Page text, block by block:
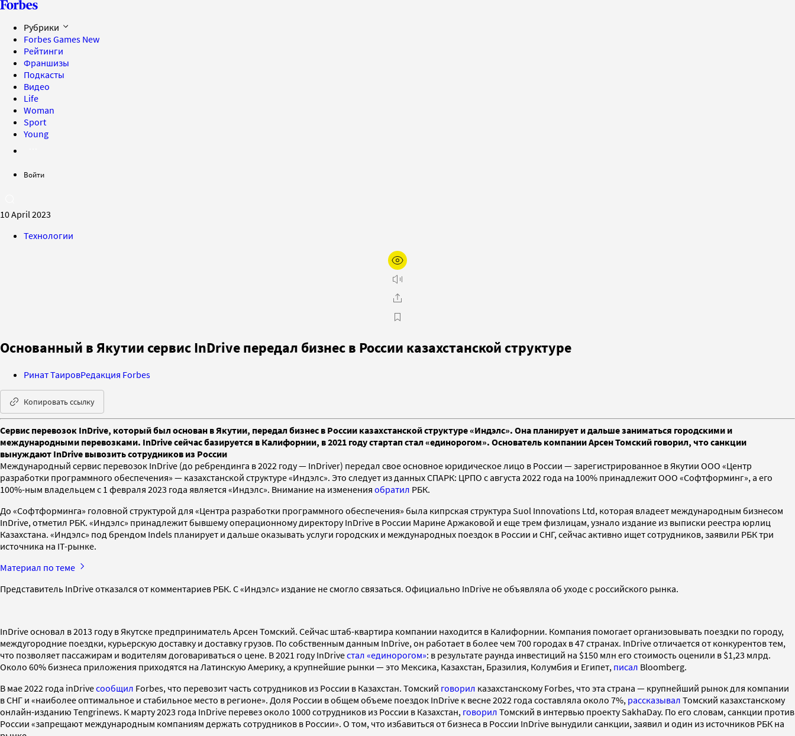
Рубрики
Forbes Games New
Рейтинги
Франшизы
Подкасты
Видео
Life
Woman
Sport
Young
Войти
10 April 2023
Технологии
Основанный в Якутии сервис InDrive передал бизнес в России казахстанской структуре
Ринат ТаировРедакция Forbes
Копировать ссылку
Сервис перевозок InDrive, который был основан в Якутии, передал бизнес в России казахстанской структуре «Индэлс». Она планирует и дальше заниматься городскими и
международными перевозками. InDrive сейчас базируется в Калифорнии, в 2021 году стартап стал «единорогом». Основатель компании Арсен Томский говорил, что санкции
вынуждают InDrive вывозить сотрудников из России
Международный сервис перевозок InDrive (до ребрендинга в 2022 году — InDriver) передал свое основное юридическое лицо в России — зарегистрированное в Якутии ООО «Центр
разработки программного обеспечения» — казахстанской структуре «Индэлс». Это следует из данных СПАРК: ЦРПО с августа 2022 года на 100% принадлежит ООО «Софтформинг», а его
100%-ным владельцем с 1 февраля 2023 года является «Индэлс». Внимание на изменения обратил РБК.
До «Софтформинга» головной структурой для «Центра разработки программного обеспечения» была кипрская структура Suol Innovations Ltd, которая владеет международным бизнесом
InDrive, отметил РБК. «Индэлс» принадлежит бывшему операционному директору InDrive в России Марине Аржаковой и еще трем физлицам, узнало издание из выписки реестра юрлиц
Казахстана. «Индэлс» под брендом Indels планирует и дальше оказывать услуги городских и международных поездок в России и СНГ, сейчас активно ищет сотрудников, заявили РБК три
источника на IT-рынке.
Материал по теме
Представитель InDrive отказался от комментариев РБК. С «Индэлс» издание не смогло связаться. Официально InDrive не объявляла об уходе с российского рынка.
InDrive основал в 2013 году в Якутске предприниматель Арсен Томский. Сейчас штаб-квартира компании находится в Калифорнии. Компания помогает организовывать поездки по городу,
междугородние поездки, курьерскую доставку и доставку грузов. По собственным данным InDrive, он работает в более чем 700 городах в 47 странах. InDrive отличается от конкурентов тем,
что позволяет пассажирам и водителям договариваться о цене. В 2021 году InDriveстал «единорогом»: в результате раунда инвестиций на $150 млн его стоимость оценили в $1,23 млрд.
Около 60% бизнеса приложения приходятся на Латинскую Америку, а крупнейшие рынки — это Мексика, Казахстан, Бразилия, Колумбия и Египет, писал Bloomberg.
В мае 2022 года inDriveсообщил Forbes, что перевозит часть сотрудников из России в Казахстан. Томский говорил казахстанскому Forbes, что эта страна — крупнейший рынок для компании
в СНГ и «наиболее оптимальное и стабильное место в регионе». Доля России в общем объеме поездок InDrive к весне 2022 года составляла около 7%, рассказывал Томский казахстанскому
онлайн-изданию Tengrinews. К марту 2023 года InDrive перевез около 1000 сотрудников из России в Казахстан, говорил Томский в интервью проекту SakhaDay. По его словам, санкции против
России «запрещают международным компаниям держать сотрудников в России». О том, что избавиться от бизнеса в России InDrive вынудили санкции, заявил и один из источников РБК на